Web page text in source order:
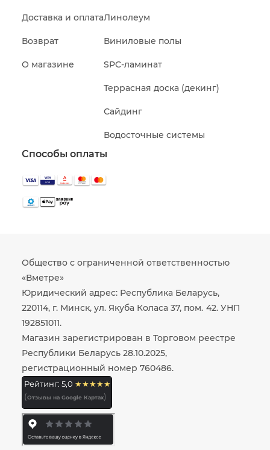
Доставка и оплата
Возврат
О магазине
Линолеум
Виниловые полы
SPC-ламинат
Террасная доска (декинг)
Сайдинг
Водосточные системы
Способы оплаты
Общество с ограниченной ответственностью
«Вметре»
Юридический адрес: Республика Беларусь,
220114, г. Минск, ул. Якуба Коласа 37, пом. 42. УНП
192851011.
Магазин зарегистрирован в Торговом реестре
Республики Беларусь 28.10.2025,
регистрационный номер 760486.
Рейтинг: 5,0 ★★★★★
(Отзывы на Google Картах)